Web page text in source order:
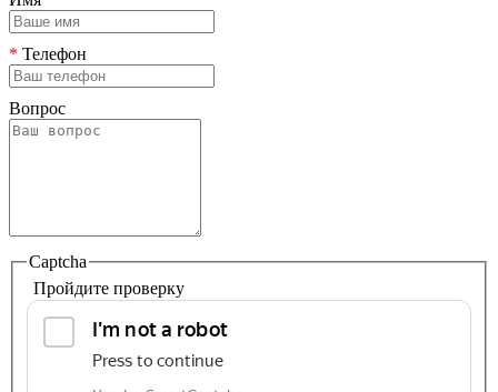
* Телефон
Вопрос
Captcha
Пройдите проверку